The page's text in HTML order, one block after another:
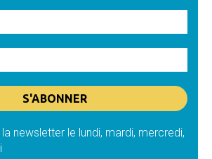
newsletter le lundi, mardi, mercredi,